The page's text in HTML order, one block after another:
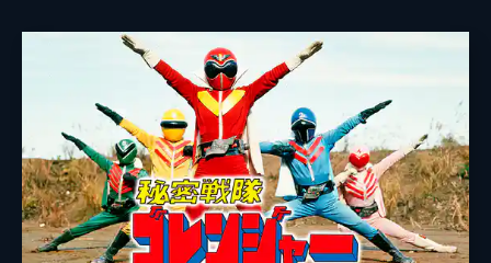
玉山鉄二
酒井直行
脚本 竹本昇
原作 八手三郎
音楽 三宅一徳